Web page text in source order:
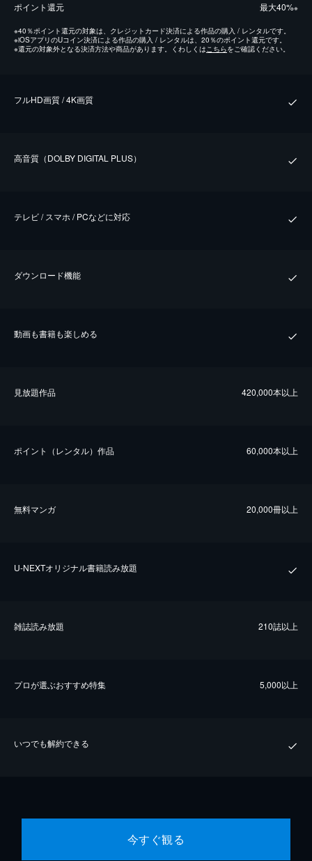
ポイント還元 最⼤40%※
※40％ポイント還元の対象は、クレジットカード決済による作品の購入 / レンタルです。
※iOSアプリのUコイン決済による作品の購入 / レンタルは、20％のポイント還元です。
※還元の対象外となる決済方法や商品があります。くわしくはこちらをご確認ください。
フルHD画質 / 4K画質
⾼⾳質（DOLBY DIGITAL PLUS）
テレビ / スマホ / PCなどに対応
ダウンロード機能
動画も書籍も楽しめる
⾒放題作品 420,000本以上
ポイント（レンタル）作品 60,000本以上
無料マンガ 20,000冊以上
U-NEXTオリジナル書籍読み放題
雑誌読み放題 210誌以上
プロが選ぶおすすめ特集 5,000以上
いつでも解約できる
今すぐ観る